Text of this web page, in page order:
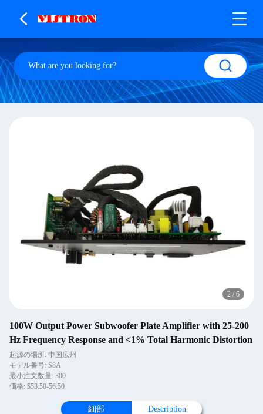
2 / 6
100W Output Power Subwoofer Plate Amplifier with 25-200
Hz Frequency Response and <1% Total Harmonic Distortion
起源の場所: 中国広州
モデル番号: S8A
最小注文数量: 300
価格: $53.50-56.50
細部 Description